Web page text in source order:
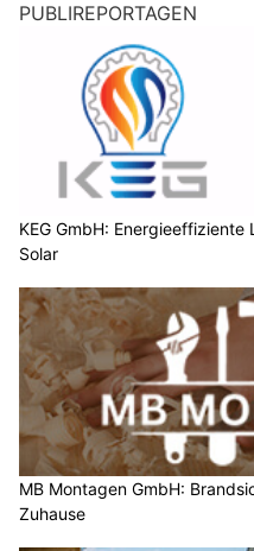
PUBLIREPORTAGEN
KEG GmbH:
Solar
MB Montagen GmbH:
Zuhause